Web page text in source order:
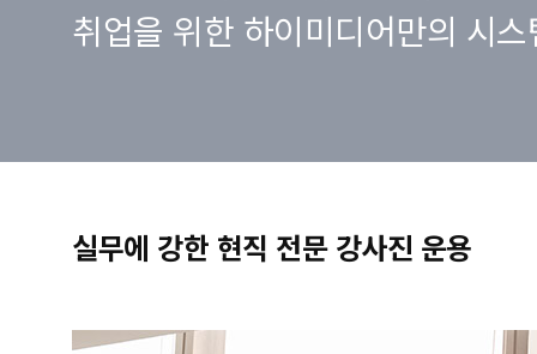
취업을 위한 하이미디어만의 시
실무에 강한 현직 전문 강사진 운용